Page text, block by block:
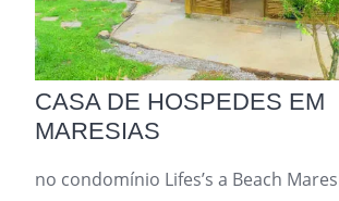
CASA DE HOSPEDES EM
MARESIAS
no condomínio Lifes’s a Beach